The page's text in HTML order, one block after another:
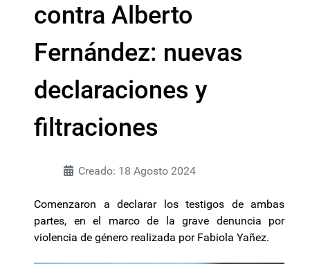
contra Alberto
Fernández: nuevas
declaraciones y
filtraciones
Creado: 18 Agosto 2024
Comenzaron a declarar los testigos de ambas
partes, en el marco de la grave denuncia por
violencia de género realizada por Fabiola Yañez.